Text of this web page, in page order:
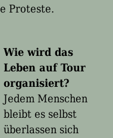
Proteste.
Wie wird das
Leben auf Tour
organisiert?
Jedem Menschen
bleibt es selbst
überlassen sich